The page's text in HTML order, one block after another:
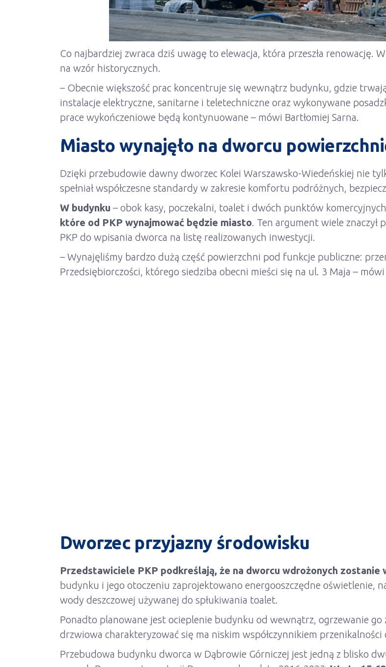
Co najbardziej zwraca dziś uwagę to elewacja, która przeszła
na wzór historycznych.
– Obecnie większość prac koncentruje się wewnątrz budynku, gdzie
instalacje elektryczne, sanitarne i teletechniczne oraz wykonywane
prace wykończeniowe będą kontynuowane – mówi Bartłomiej Sarna.
Miasto wynajęło na dworcu
Dzięki przebudowie dawny dworzec Kolei Warszawsko-Wiedeńskiej nie
spełniał współczesne standardy w zakresie komfortu podróżnych,
W budynku – obok kasy, poczekalni, toalet i dwóch punktów
które od PKP wynajmować będzie miasto. Ten argument wiele znaczył
PKP do wpisania dworca na listę realizowanych inwestycji.
– Wynajęliśmy bardzo dużą część powierzchni pod funkcje publiczne:
Przedsiębiorczości, którego siedziba obecni mieści się na ul. 3 Maja –
Dworzec przyjazny środowisku
Przedstawiciele PKP podkreślają, że na dworcu wdrożonych
budynku i jego otoczeniu zaprojektowano energooszczędne oświetlenie,
wody deszczowej używanej do spłukiwania toalet.
Ponadto planowane jest ocieplenie budynku od wewnątrz, ogrzewanie go
drzwiowa charakteryzować się ma niskim współczynnikiem przenikalności
Przebudowa budynku dworca w Dąbrowie Górniczej jest jedną z blisko